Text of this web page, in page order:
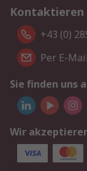
Kontaktieren
+43 (0)
Per E-
Sie finden uns
Wir